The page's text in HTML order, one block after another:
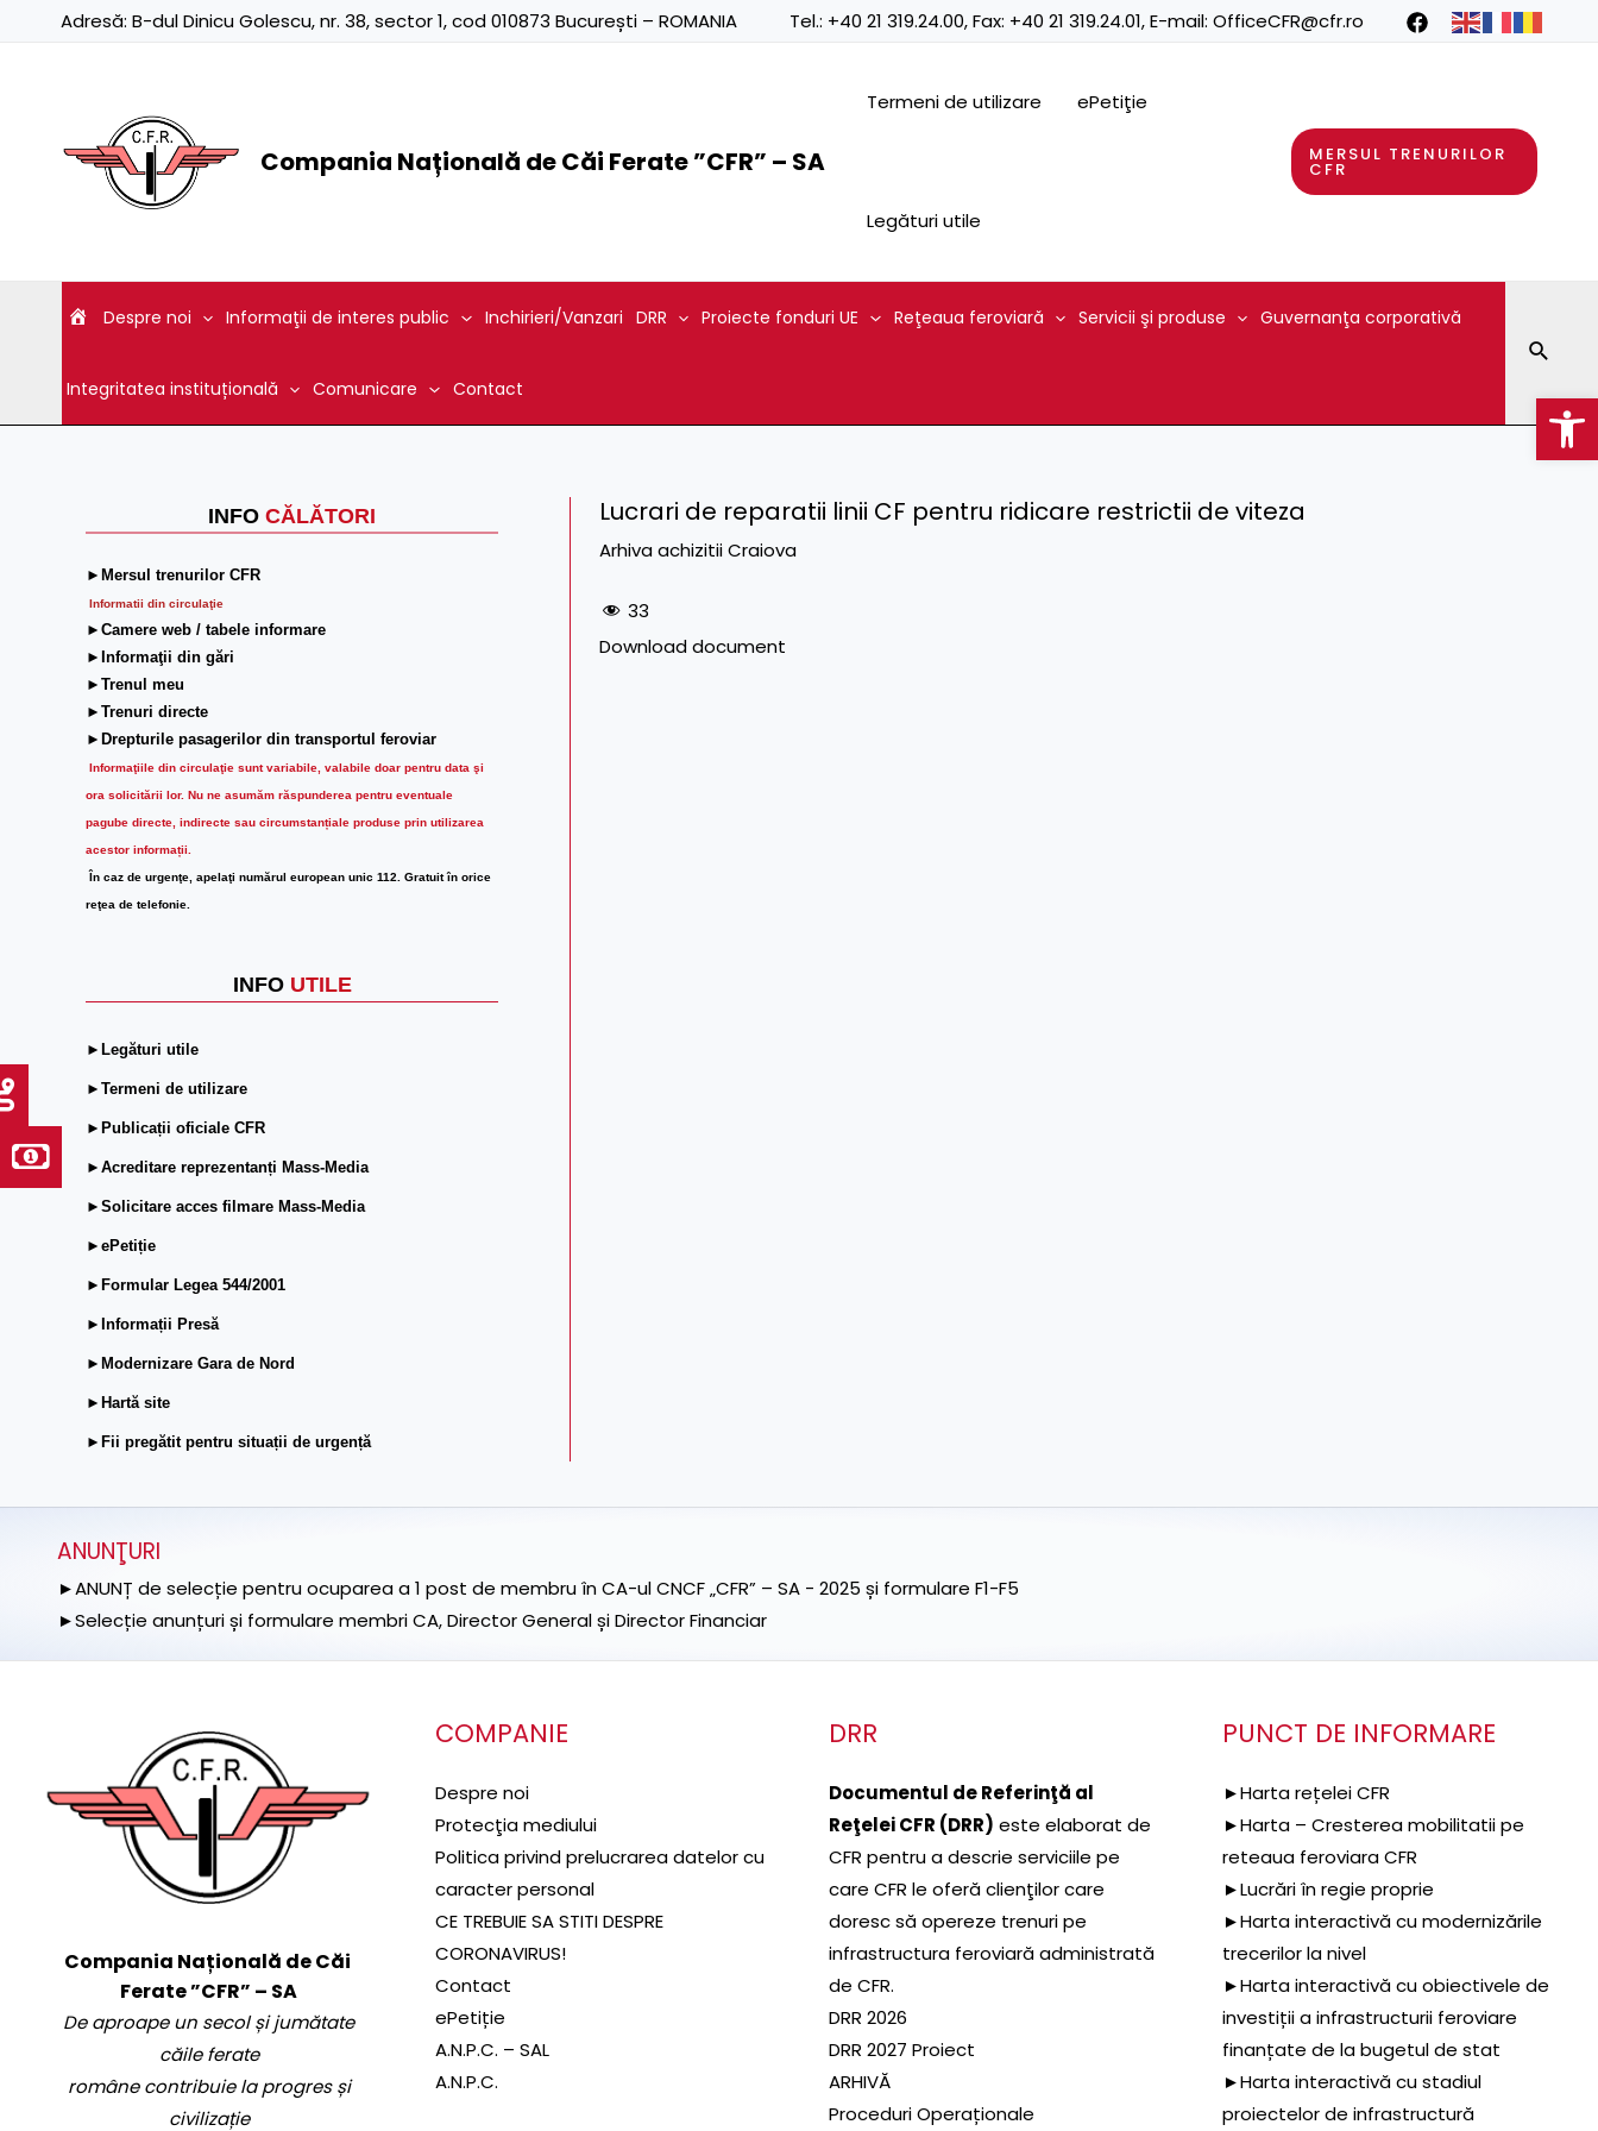
Adresă: B-dul Dinicu Golescu, nr. 38, sector 1, cod 010873 București – ROMANIA Tel.: +40 21 319.24.00, Fax: +40 21 319.24.01, E-mail: OfficeCFR@cfr.ro
Compania Națională de Căi Ferate ”CFR” – SA
Termeni de utilizare ePetiţie
Legături utile
MERSUL TRENURILOR
CFR
Despre noi Informaţii de interes public Inchirieri/Vanzari DRR Proiecte fonduri UE Reţeaua feroviară Servicii şi produse Guvernanţa corporativă
Integritatea instituțională Comunicare Contact
INFO CĂLĂTORI
►Mersul trenurilor CFR
Informatii din circulaţie
►Camere web / tabele informare
►Informaţii din gări
►Trenul meu
►Trenuri directe
►Drepturile pasagerilor din transportul feroviar
Informaţiile din circulaţie sunt variabile, valabile doar pentru data şi
ora solicitării lor. Nu ne asumăm răspunderea pentru eventuale
pagube directe, indirecte sau circumstanțiale produse prin utilizarea
acestor informații.
În caz de urgenţe, apelaţi numărul european unic 112. Gratuit în orice
reţea de telefonie.
INFO UTILE
►Legături utile
►Termeni de utilizare
►Publicații oficiale CFR
►Acreditare reprezentanți Mass-Media
►Solicitare acces filmare Mass-Media
►ePetiție
►Formular Legea 544/2001
►Informații Presă
►Modernizare Gara de Nord
►Hartă site
►Fii pregătit pentru situații de urgență
Lucrari de reparatii linii CF pentru ridicare restrictii de viteza
Arhiva achizitii Craiova
33
Download document
ANUNŢURI
►ANUNȚ de selecție pentru ocuparea a 1 post de membru în CA-ul CNCF „CFR” – SA - 2025 și formulare F1-F5
►Selecție anunțuri și formulare membri CA, Director General și Director Financiar
Compania Națională de Căi
Ferate ”CFR” – SA
De aproape un secol și jumătate
căile ferate
române contribuie la progres și
civilizație
COMPANIE
Despre noi
Protecţia mediului
Politica privind prelucrarea datelor cu
caracter personal
CE TREBUIE SA STITI DESPRE
CORONAVIRUS!
Contact
ePetiție
A.N.P.C. – SAL
A.N.P.C.
DRR
Documentul de Referinţă al
Reţelei CFR (DRR) este elaborat de
CFR pentru a descrie serviciile pe
care CFR le oferă clienţilor care
doresc să opereze trenuri pe
infrastructura feroviară administrată
de CFR.
DRR 2026
DRR 2027 Proiect
ARHIVĂ
Proceduri Operaționale
PUNCT DE INFORMARE
►Harta rețelei CFR
►Harta – Cresterea mobilitatii pe
reteaua feroviara CFR
►Lucrări în regie proprie
►Harta interactivă cu modernizările
trecerilor la nivel
►Harta interactivă cu obiectivele de
investiții a infrastructurii feroviare
finanțate de la bugetul de stat
►Harta interactivă cu stadiul
proiectelor de infrastructură